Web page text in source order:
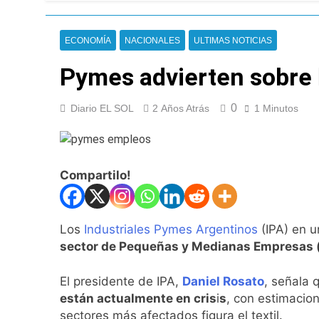
5 Horas Atrás
Una nueva
El oficialismo dio
Detuvieron en
9 Horas Atrás
10 Horas Atrás
Se notificaron 21
Las vacaciones
11 Horas Atrás
ECONOMÍA NACIONALES ULTIMAS NOTICIAS
Pymes advierten
Diario EL SOL 2 Años Atrás 0 1 Minutos
Compartilo!
Los Industriales Pymes Argentinos (IPA) en
sector de Pequeñas y Medianas Empresas
El presidente de IPA, Daniel Rosato, señala
están actualmente en crisis, con
sectores más afectados figura el textil.